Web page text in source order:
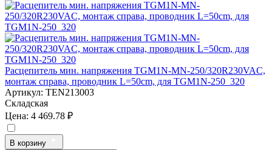
Расцепитель мин. напряжения TGM1N-MN-250/320R230VAC,
монтаж справа, проводник L=50cm, для TGM1N-250_320
Артикул: TEN213003
Складская
Цена: 4 469.78 ₽
В корзину